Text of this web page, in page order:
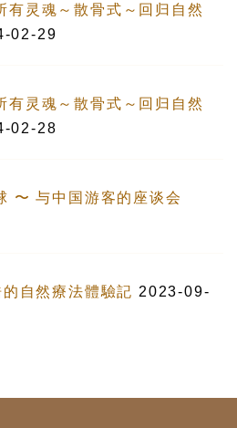
有灵魂～散骨式～回归自然
02-29
有灵魂～散骨式～回归自然
02-28
〜 与中国游客的座谈会
自然療法體驗記 2023-09-